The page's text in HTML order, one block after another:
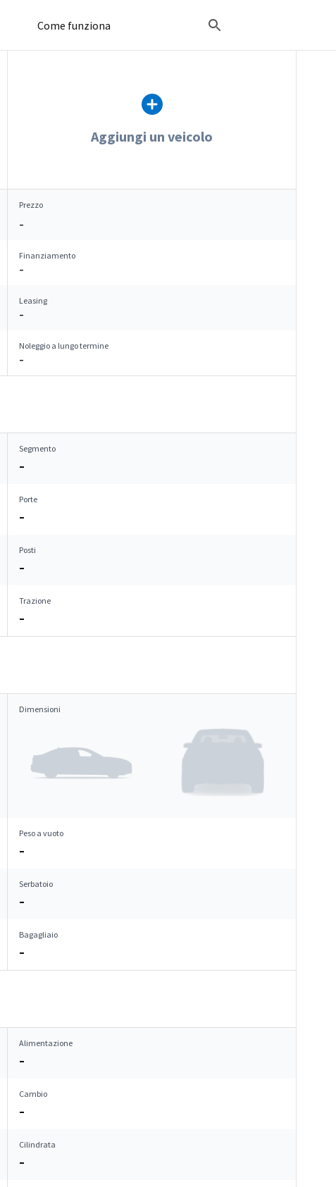
Come funziona
Aggiungi un veicolo
Prezzo
–
Finanziamento
–
Leasing
–
Noleggio a lungo termine
–
Segmento
–
Porte
–
Posti
–
Trazione
–
Dimensioni
Peso a vuoto
–
Serbatoio
–
Bagagliaio
–
Alimentazione
–
Cambio
–
Cilindrata
–